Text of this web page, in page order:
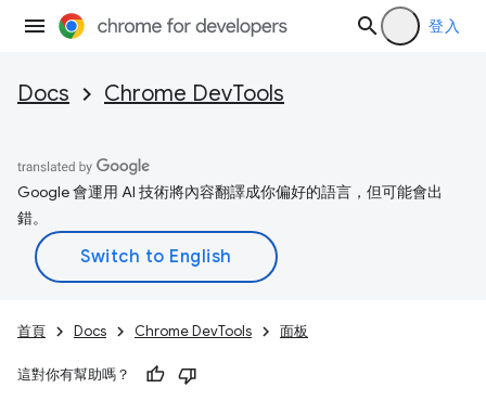
登入
Docs Chrome DevTools
Google 會運用 AI 技術將內容翻譯成你偏好的語言，但可能會出
錯。
首頁 Docs Chrome DevTools 面板
這對你有幫助嗎？